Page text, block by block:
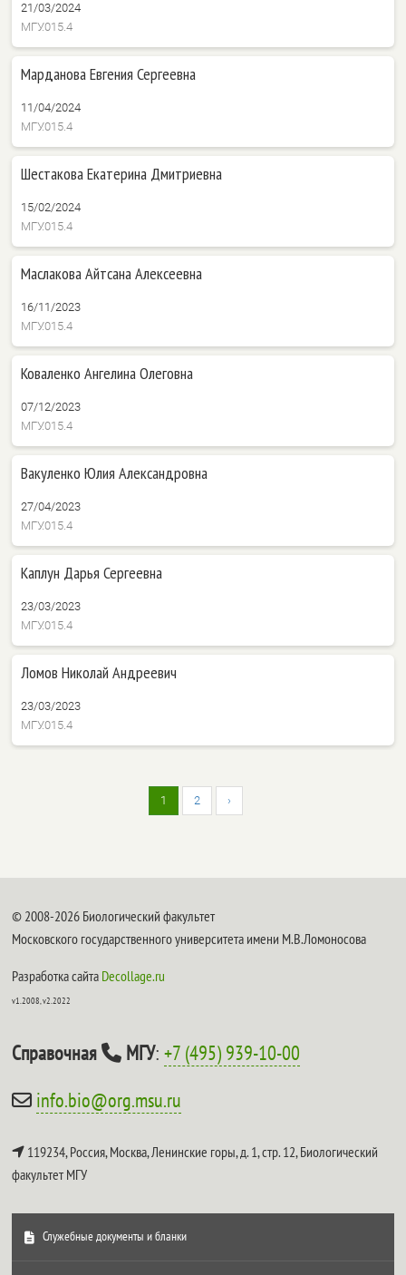
21/03/2024
МГУ.015.4
Марданова Евгения Сергеевна
11/04/2024
МГУ.015.4
Шестакова Екатерина Дмитриевна
15/02/2024
МГУ.015.4
Маслакова Айтсана Алексеевна
16/11/2023
МГУ.015.4
Коваленко Ангелина Олеговна
07/12/2023
МГУ.015.4
Вакуленко Юлия Александровна
27/04/2023
МГУ.015.4
Каплун Дарья Сергеевна
23/03/2023
МГУ.015.4
Ломов Николай Андреевич
23/03/2023
МГУ.015.4
1 2 ›
© 2008-2026 Биологический факультет
Московского государственного университета имени М.В.Ломоносова
Разработка сайта Decollage.ru
v1.2008, v2.2022
Справочная МГУ:+7 (495) 939-10-00
info.bio@org.msu.ru
119234, Россия, Москва, Ленинские горы, д. 1, стр. 12,Биологический
факультет МГУ
Служебные документы и бланки